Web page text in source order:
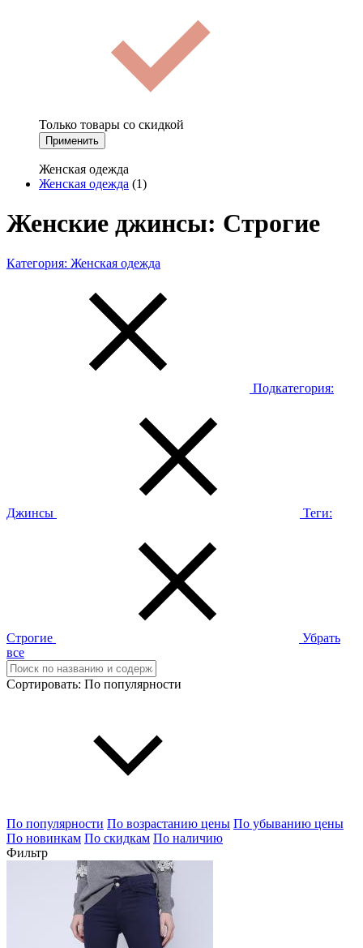
Только товары со скидкой
Применить
Женская одежда
Женская одежда (1)
Женские джинсы: Строгие
Категория: Женская одежда
Подкатегория:
Джинсы Теги:
Строгие
Убрать
все
Сортировать: По популярности
По популярности По возрастанию цены По убыванию цены
По новинкам По скидкам По наличию
Фильтр